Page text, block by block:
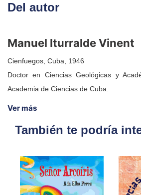
Del autor
Manuel Iturralde Vinent
Cienfuegos, Cuba, 1946
Doctor en Ciencias Geológicas y
Academia de Ciencias de Cuba.
Ver más
También te podría